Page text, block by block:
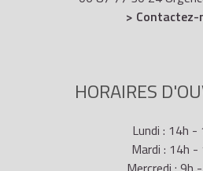
> Contactez-
HORAIRES
Lundi : 14h -
Mardi : 14h -